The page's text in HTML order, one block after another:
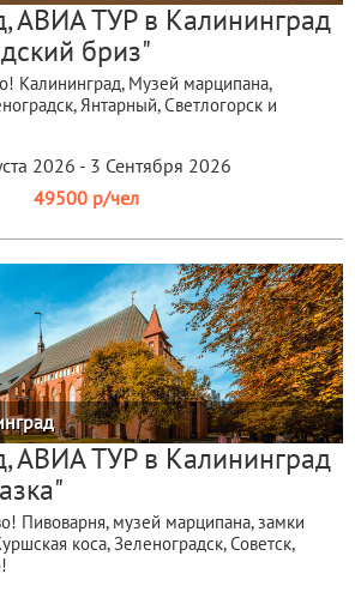
АВИА ТУР в Калининград
бриз"
Калининград, Музей марципана,
Янтарный, Светлогорск и
2026 - 3 Сентября 2026
49500 р/чел
АВИА ТУР в Калининград
Пивоварня, музей марципана, замки
коса, Зеленоградск, Советск,